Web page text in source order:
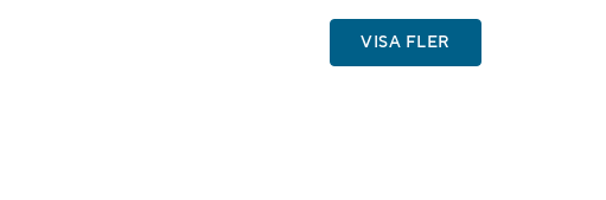
VISA FLER